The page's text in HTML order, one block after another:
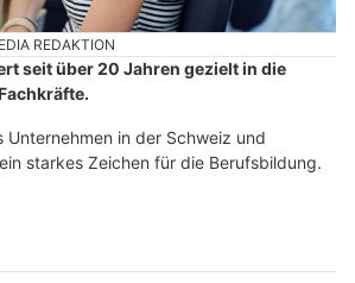
REDAKTION
seit über 20 Jahren gezielt in die
in der Schweiz und
starkes Zeichen für die Berufsbildung.